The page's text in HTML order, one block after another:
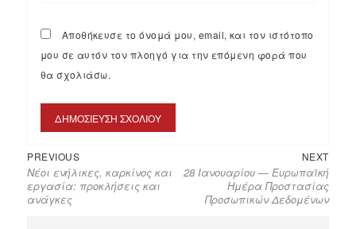
Αποθήκευσε το όνομά μου, email, και τον ιστότοπο
μου σε αυτόν τον πλοηγό για την επόμενη φορά που
θα σχολιάσω.
PREVIOUS
Νέοι ενήλικες, καρκίνος και
εργασία: προκλήσεις και
ανάγκες
NEXT
28 Ιανουαρίου — Ευρωπαϊκή
Ημέρα Προστασίας
Προσωπικών Δεδομένων